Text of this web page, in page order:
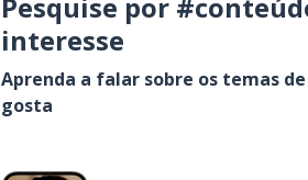
interesse
Aprenda a falar sobre os temas
gosta